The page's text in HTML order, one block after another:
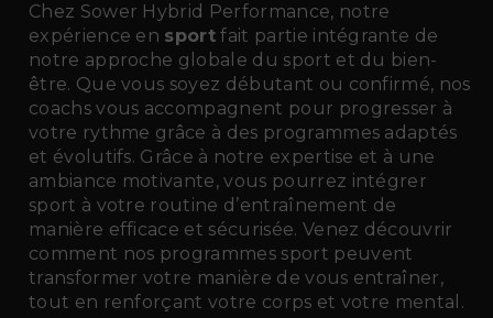
Chez Sower Hybrid Performance, notre
expérience en sport fait partie intégrante de
notre approche globale du sport et du bien-
être. Que vous soyez débutant ou confirmé, nos
coachs vous accompagnent pour progresser à
votre rythme grâce à des programmes adaptés
et évolutifs. Grâce à notre expertise et à une
ambiance motivante, vous pourrez intégrer
sport à votre routine d’entraînement de
manière efficace et sécurisée. Venez découvrir
comment nos programmes sport peuvent
transformer votre manière de vous entraîner,
tout en renforçant votre corps et votre mental.